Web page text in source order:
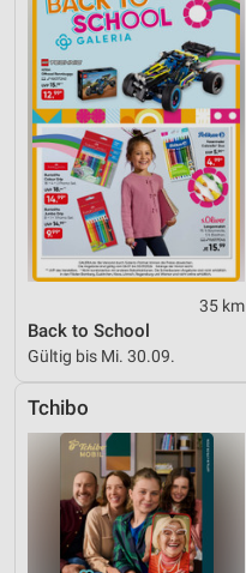
35 km
Back to School
Gültig bis Mi. 30.09.
Tchibo
Nicht-IAB-Verarbeitungszwecke:
Notwendig
Performance
Funktional
Werbung